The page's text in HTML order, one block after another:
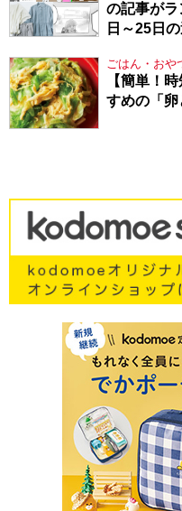
の記事が
日～25日
ごはん・おや
【簡単！
すめの「